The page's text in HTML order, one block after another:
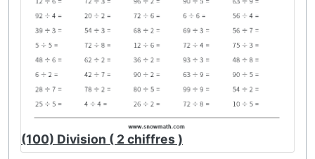
(100) Division ( 2 chiffres )